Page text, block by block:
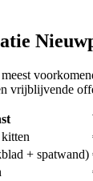
vrijblijvende
+ spatwand)